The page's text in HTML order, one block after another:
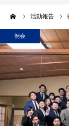
活動報告
例会